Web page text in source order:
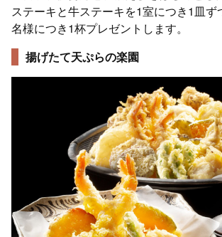
ステーキと牛ステーキを1室につき1皿ず
名様につき1杯プレゼントします。
揚げたて天ぷらの楽園